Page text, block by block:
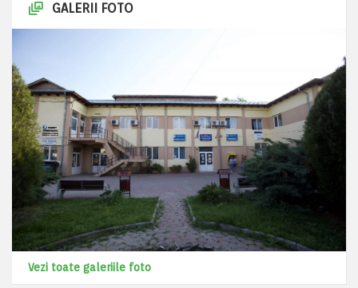
GALERII FOTO
Vezi toate galeriile foto